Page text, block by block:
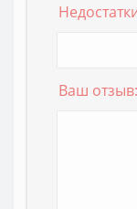
Ваш отзыв: